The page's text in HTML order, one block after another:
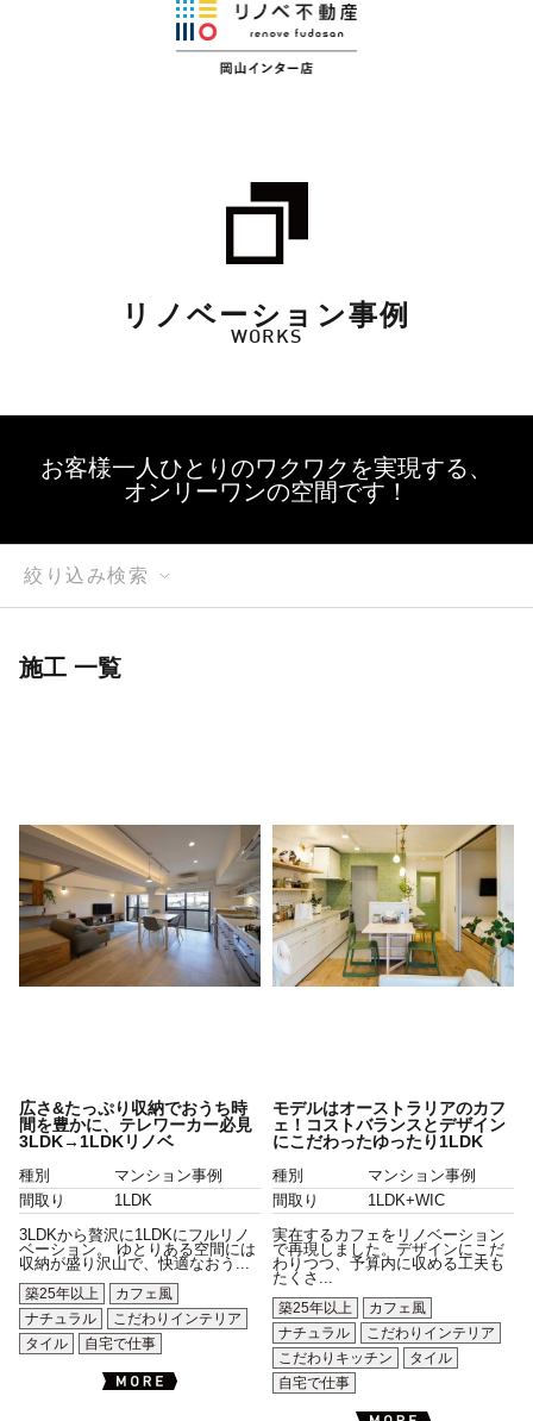
リノベーション事例
WORKS
お客様一人ひとりのワクワクを実現する、
オンリーワンの空間です！
絞り込み検索
施工 一覧
広さ&たっぷり収納でおうち時
間を豊かに、テレワーカー必見
3LDK→1LDKリノベ
種別
マンション事例
間取り
1LDK
3LDKから贅沢に1LDKにフルリノ
ベーション。 ゆとりある空間には
収納が盛り沢山で、快適なおう...
築25年以上
カフェ風
ナチュラル
こだわりインテリア
タイル
自宅で仕事
モデルはオーストラリアのカフ
ェ！コストバランスとデザイン
にこだわったゆったり1LDK
種別
マンション事例
間取り
1LDK+WIC
実在するカフェをリノベーション
で再現しました。デザインにこだ
わりつつ、予算内に収める工夫も
たくさ...
築25年以上
カフェ風
ナチュラル
こだわりインテリア
こだわりキッチン
タイル
自宅で仕事